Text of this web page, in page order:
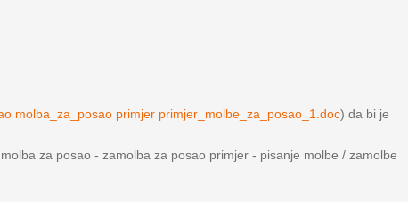
molba_za_posao primjer primjer_molbe_za_posao_1.doc) da bi je
za posao - zamolba za posao primjer - pisanje molbe / zamolbe